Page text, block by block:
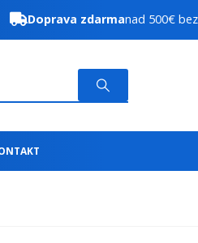
Doprava zdarmanad 500€